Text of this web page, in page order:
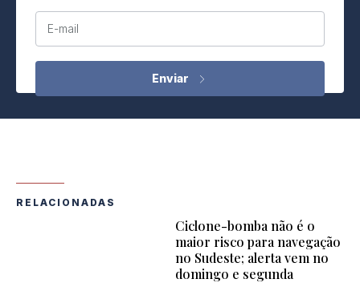
E-mail
RELACIONADAS
Ciclone-bomba não é o
maior risco para navegação
no Sudeste; alerta vem no
domingo e segunda